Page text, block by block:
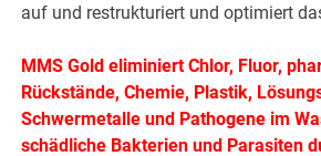
auf und restrukturiert und optimiert
MMS Gold eliminiert Chlor, Fluor,
Rückstände, Chemie, Plastik,
Schwermetalle und Pathogene im
schädliche Bakterien und Parasiten